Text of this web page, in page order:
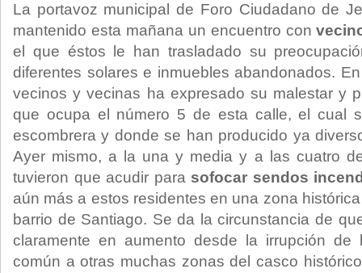
La portavoz municipal de Foro Ciudadano de
mantenido esta mañana un encuentro con
el que éstos le han trasladado su
diferentes solares e inmuebles abandonados.
vecinos y vecinas ha expresado su malestar y
que ocupa el número 5 de esta calle, el cual
escombrera y donde se han producido ya
Ayer mismo, a la una y media y a las cuatro
tuvieron que acudir para sofocar sendos
aún más a estos residentes en una zona
barrio de Santiago. Se da la circunstancia de
claramente en aumento desde la irrupción de
común a otras muchas zonas del casco